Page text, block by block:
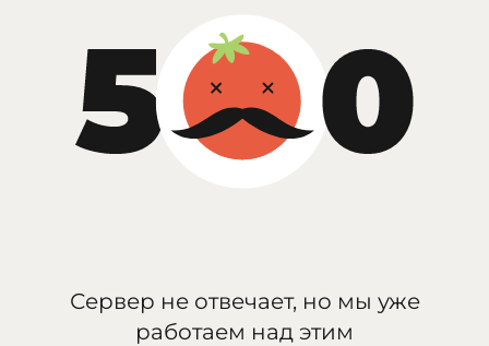
Сервер не отвечает, но мы уже
работаем над этим